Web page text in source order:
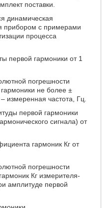
поставки.
динамическая
прибором с примерами
процесса
первой гармоники от 1
погрешности
не более ±
измеренная частота, Гц.
первой гармоники
сигнала) от
гармоник Кг от
погрешности
Кг измерителя-
амплитуде первой